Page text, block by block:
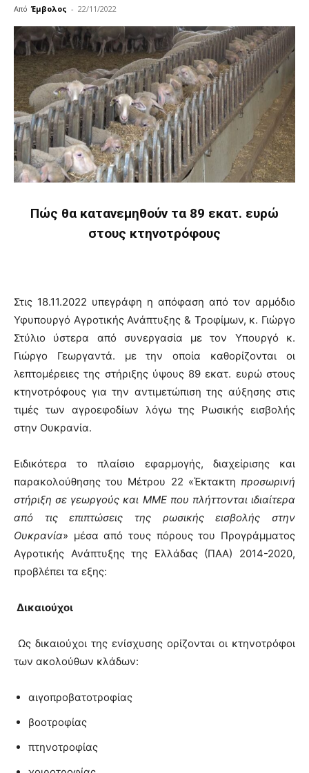
Από Έμβολος - 22/11/2022
Πώς θα κατανεμηθούν τα 89 εκατ. ευρώ
στους κτηνοτρόφους
Στις 18.11.2022 υπεγράφη η απόφαση από τον αρμόδιο
Υφυπουργό Αγροτικής Ανάπτυξης & Τροφίμων, κ. Γιώργο
Στύλιο ύστερα από συνεργασία με τον Υπουργό κ.
Γιώργο Γεωργαντά. με την οποία καθορίζονται οι
λεπτομέρειες της στήριξης ύψους 89 εκατ. ευρώ στους
κτηνοτρόφους για την αντιμετώπιση της αύξησης στις
τιμές των αγροεφοδίων λόγω της Ρωσικής εισβολής
στην Ουκρανία.
Ειδικότερα το πλαίσιο εφαρμογής, διαχείρισης και
παρακολούθησης του Μέτρου 22 «Έκτακτη προσωρινή
στήριξη σε γεωργούς και ΜΜΕ που πλήττονται ιδιαίτερα
από τις επιπτώσεις της ρωσικής εισβολής στην
Ουκρανία» μέσα από τους πόρους του Προγράμματος
Αγροτικής Ανάπτυξης της Ελλάδας (ΠΑΑ) 2014-2020,
προβλέπει τα εξης:
Δικαιούχοι
Ως δικαιούχοι της ενίσχυσης ορίζονται οι κτηνοτρόφοι
των ακολούθων κλάδων:
αιγοπροβατοτροφίας
βοοτροφίας
πτηνοτροφίας